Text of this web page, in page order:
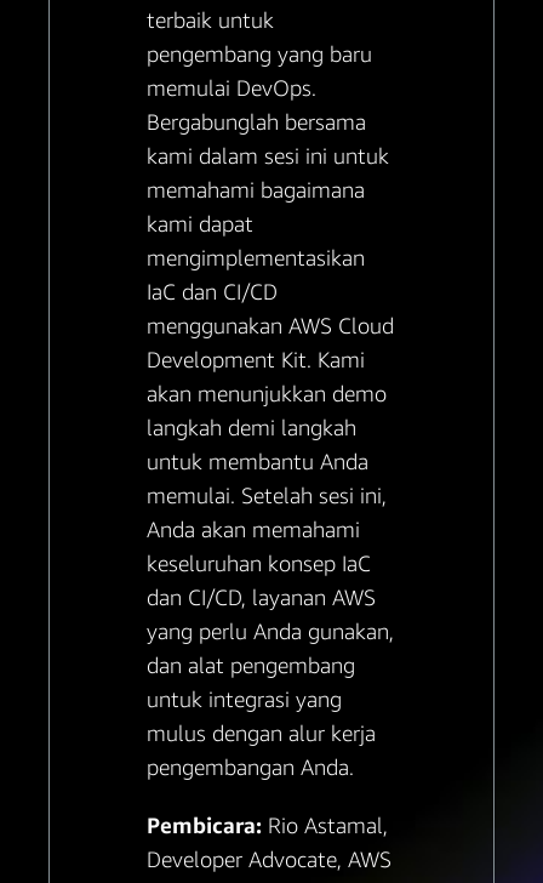
terbaik untuk
pengembang yang baru
memulai DevOps.
Bergabunglah bersama
kami dalam sesi ini untuk
memahami bagaimana
kami dapat
mengimplementasikan
IaC dan CI/CD
menggunakan AWS Cloud
Development Kit. Kami
akan menunjukkan demo
langkah demi langkah
untuk membantu Anda
memulai. Setelah sesi ini,
Anda akan memahami
keseluruhan konsep IaC
dan CI/CD, layanan AWS
yang perlu Anda gunakan,
dan alat pengembang
untuk integrasi yang
mulus dengan alur kerja
pengembangan Anda.
Pembicara: Rio Astamal,
Developer Advocate, AWS